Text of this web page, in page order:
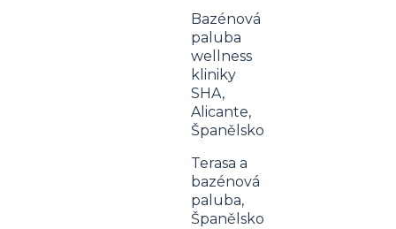
Bazénová
paluba
wellness
kliniky
SHA,
Alicante,
Španělsko
Terasa a
bazénová
paluba,
Španělsko